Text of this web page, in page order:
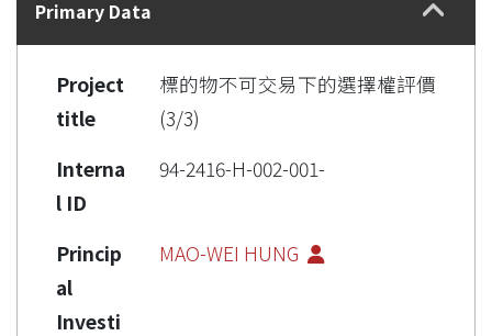
Primary Data
Project
title
標的物不可交易下的選擇權評價
(3/3)
Interna
l ID
94-2416-H-002-001-
Princip
al
Investi
MAO-WEI HUNG